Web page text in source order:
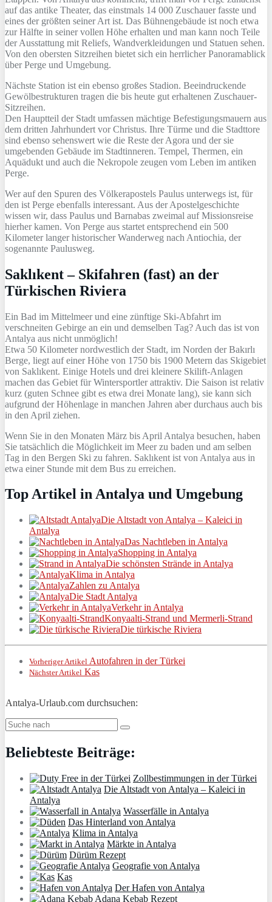
auf das antike Theater, das einstmals 14 000 Zuschauer fasste und
eines der größten seiner Art ist. Das Bühnengebäude ist noch etwa
zur Hälfte in seiner vollen Höhe erhalten und man kann noch Teile
der Ausstattung mit Reliefs, Wandverkleidungen und Statuen sehen.
Von den obersten Sitzreihen bietet sich ein herrlicher Panoramablick
über Perge und Umgebung.
Nächste Station ist ein ebenso großes Stadion. Beeindruckende
Gewölbestrukturen tragen die bis heute gut erhaltenen Zuschauer-
Sitzreihen.
Den Hauptteil der Stadt umfassen mächtige Befestigungsmauern aus
dem dritten Jahrhundert vor Christus. Ihre Türme und die Stadttore
sind ebenso sehenswert wie die Reste der Agora und der sie
umgebenden Gebäude im Stadtinneren. Tempel, Thermen, ein
Aquädukt und auch die Nekropole zeugen vom Leben im antiken
Perge.
Wer auf den Spuren des Völkerapostels Paulus unterwegs ist, für
den ist Perge ebenfalls interessant. Aus der Apostelgeschichte
wissen wir, dass Paulus und Barnabas zweimal auf Missionsreise
hierher kamen. Von Perge aus startet entsprechend ein 500
Kilometer langer historischer Wanderweg nach Antiochia, der
sogenannte Paulusweg.
Saklıkent – Skifahren (fast) an der
Türkischen Riviera
Ein Bad im Mittelmeer und eine zünftige Ski-Abfahrt im
verschneiten Gebirge an ein und demselben Tag? Auch das ist von
Antalya aus nicht unmöglich!
Etwa 50 Kilometer nordwestlich der Stadt, im Norden der Bakırlı
Berge, liegt auf einer Höhe von 1750 bis 1900 Metern das Skigebiet
von Saklıkent. Einige Hotels und drei kleinere Skilift-Anlagen
machen das Gebiet für Wintersportler attraktiv. Die Saison ist relativ
kurz (guten Schnee gibt es etwa drei Monate lang), sie kann sich
aufgrund der Höhenlage in manchen Jahren aber durchaus auch bis
in den April ziehen.
Wenn Sie in den Monaten März bis April Antalya besuchen, haben
Sie tatsächlich die Möglichkeit im Meer zu baden und am selben
Tag in den Bergen Ski zu fahren. Saklıkent ist von Antalya aus in
etwa einer Stunde mit dem Bus zu erreichen.
Top Artikel in Antalya und Umgebung
Die Altstadt von Antalya – Kaleici in
Antalya
Das Nachtleben in Antalya
Shopping in Antalya
Die schönsten Strände in Antalya
Klima in Antalya
Zahlen zu Antalya
Die Stadt Antalya
Verkehr in Antalya
Konyaalti-Strand und Mermerli-Strand
Die türkische Riviera
Vorheriger Artikel Autofahren in der Türkei
Nächster Artikel Kas
Antalya-Urlaub.com durchsuchen:
Beliebteste Beiträge:
Zollbestimmungen in der Türkei
Die Altstadt von Antalya – Kaleici in
Antalya
Wasserfälle in Antalya
Das Hinterland von Antalya
Klima in Antalya
Märkte in Antalya
Dürüm Rezept
Geografie von Antalya
Kas
Der Hafen von Antalya
Adana Kebab Rezept